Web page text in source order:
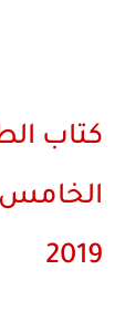
كتاب
2019